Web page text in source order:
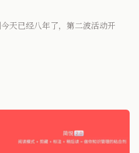
天已经八年了，第二波活动开